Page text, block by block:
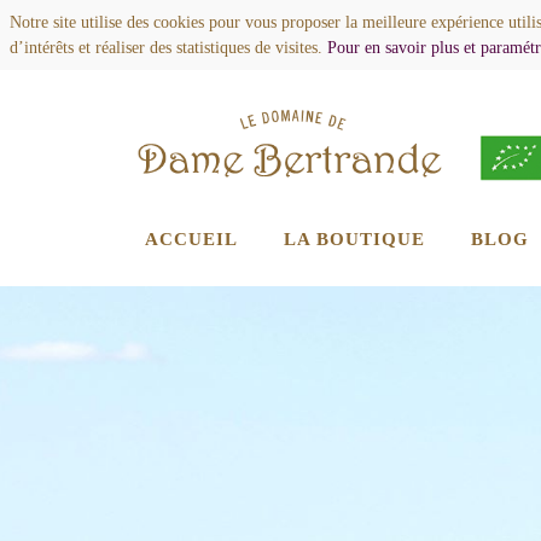
Notre site utilise des cookies pour vous proposer la meilleure expérience
d’intérêts et réaliser des statistiques de visites. Pour en savoir plus et
ACCUEIL LA BOUTIQUE BLOG